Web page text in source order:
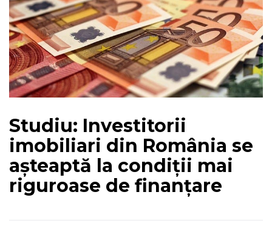
Studiu: Investitorii
imobiliari din România se
așteaptă la condiții mai
riguroase de finanțare